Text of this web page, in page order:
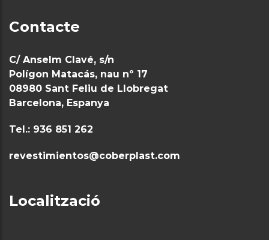
Contacte
C/ Anselm Clavé, s/n
Polígon Matacás, nau nº 17
08980 Sant Feliu de Llobregat
Barcelona, Espanya
Tel.: 936 851 262
revestimientos@coberplast.com
Localització